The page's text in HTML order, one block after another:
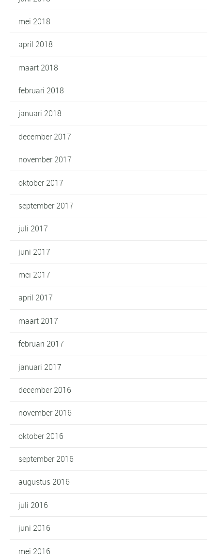
mei 2018
april 2018
maart 2018
februari 2018
januari 2018
december 2017
november 2017
oktober 2017
september 2017
juli 2017
juni 2017
mei 2017
april 2017
maart 2017
februari 2017
januari 2017
december 2016
november 2016
oktober 2016
september 2016
augustus 2016
juli 2016
juni 2016
mei 2016